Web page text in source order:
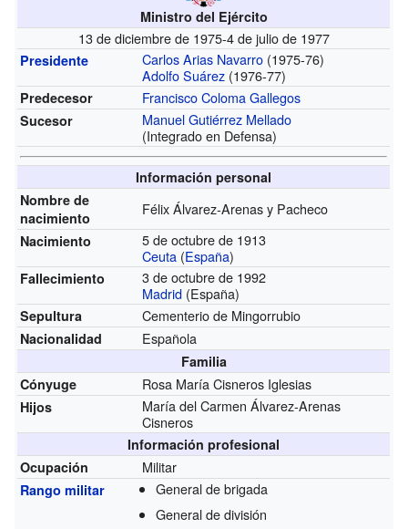
Ministro del Ejército
13 de diciembre de 1975-4 de julio de 1977
Presidente Carlos Arias Navarro (1975-76)
Adolfo Suárez (1976-77)
Predecesor Francisco Coloma Gallegos
Sucesor
Manuel Gutiérrez Mellado
(Integrado en Defensa)
Información personal
Nombre de
nacimiento
Félix Álvarez-Arenas y Pacheco
Nacimiento
5 de octubre de 1913
Ceuta (España)
Fallecimiento
3 de octubre de 1992
Madrid (España)
Sepultura Cementerio de Mingorrubio
Nacionalidad Española
Familia
Cónyuge
Rosa María Cisneros Iglesias
Hijos
María del Carmen Álvarez-Arenas
Cisneros
Información profesional
Ocupación
Militar
Rango militar
General de brigada
General de división